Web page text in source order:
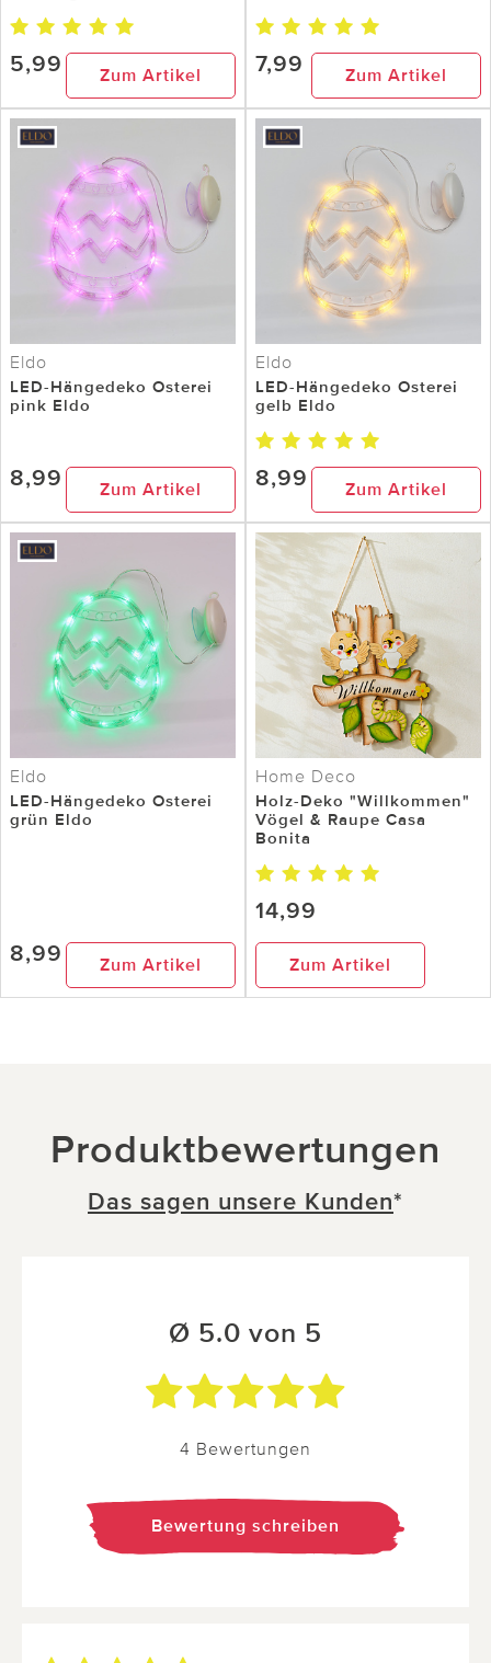
5,99 Zum Artikel 7,99 Zum Artikel
Eldo
LED-Hängedeko Osterei
pink Eldo
8,99 Zum Artikel
Eldo
LED-Hängedeko Osterei
gelb Eldo
8,99 Zum Artikel
Eldo
LED-Hängedeko Osterei
grün Eldo
8,99 Zum Artikel
Home Deco
Holz-Deko "Willkommen"
Vögel & Raupe Casa
Bonita
14,99
Zum Artikel
Produktbewertungen
Das sagen unsere Kunden*
Ø 5.0 von 5
4 Bewertungen
Bewertung schreiben